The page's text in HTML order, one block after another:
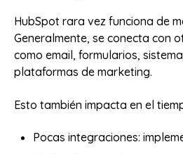
HubSpot rara vez funciona de
Generalmente, se conecta con
como email, formularios,
plataformas de marketing.
Esto también impacta en el
Pocas integraciones: